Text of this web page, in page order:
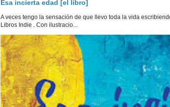
Esa incierta edad [el libro]
A veces tengo la sensación de que llevo toda la vida
Libros Indie . Con ilustracio...